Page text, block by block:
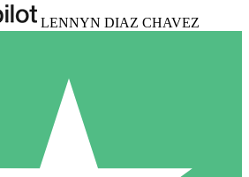
LENNYN DIAZ CHAVEZ